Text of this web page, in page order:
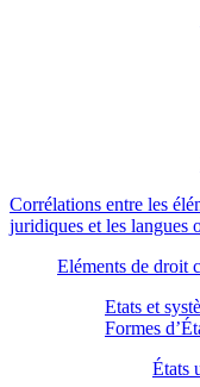
Corrélations entre les
juridiques et les langues
Eléments de droit
Etats et
Formes
États